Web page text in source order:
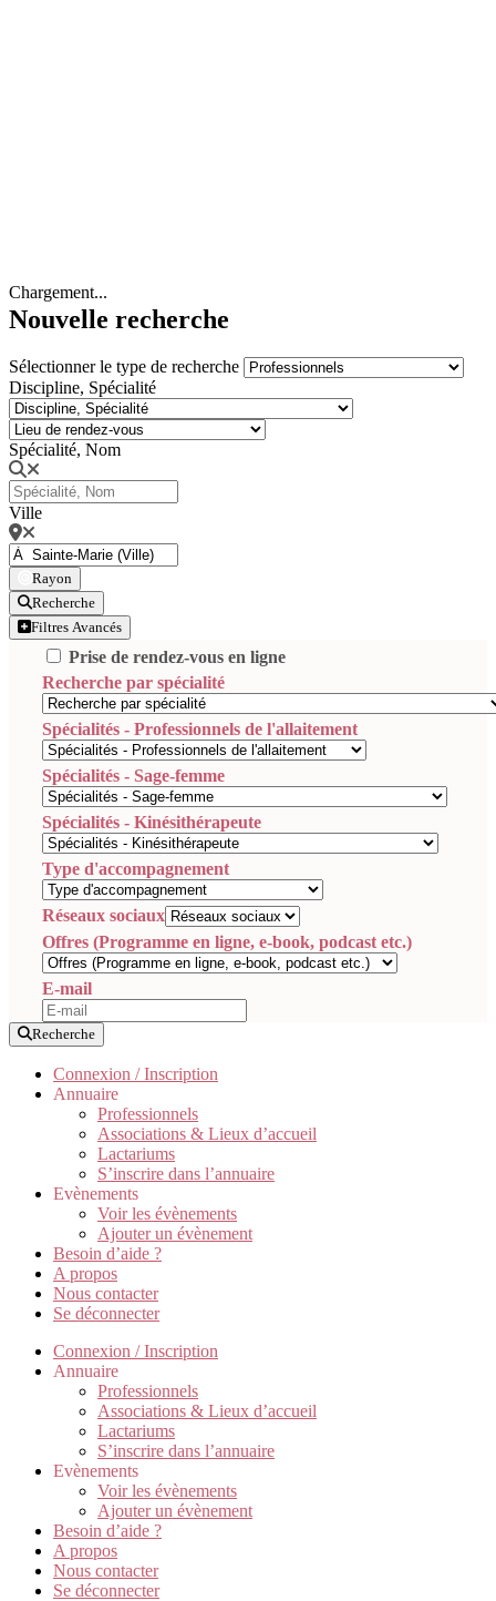
Chargement...
Nouvelle recherche
Sélectionner le type de recherche
Discipline, Spécialité
Spécialité, Nom
Ville
Rayon
Recherche
Filtres Avancés
Prise de rendez-vous en ligne
Recherche par spécialité
Spécialités - Professionnels de l'allaitement
Spécialités - Sage-femme
Spécialités - Kinésithérapeute
Type d'accompagnement
Réseaux sociaux
Offres (Programme en ligne, e-book, podcast etc.)
E-mail
Recherche
Connexion / Inscription
Annuaire
Professionnels
Associations & Lieux d’accueil
Lactariums
S’inscrire dans l’annuaire
Evènements
Voir les évènements
Ajouter un évènement
Besoin d’aide ?
A propos
Nous contacter
Se déconnecter
Connexion / Inscription
Annuaire
Professionnels
Associations & Lieux d’accueil
Lactariums
S’inscrire dans l’annuaire
Evènements
Voir les évènements
Ajouter un évènement
Besoin d’aide ?
A propos
Nous contacter
Se déconnecter